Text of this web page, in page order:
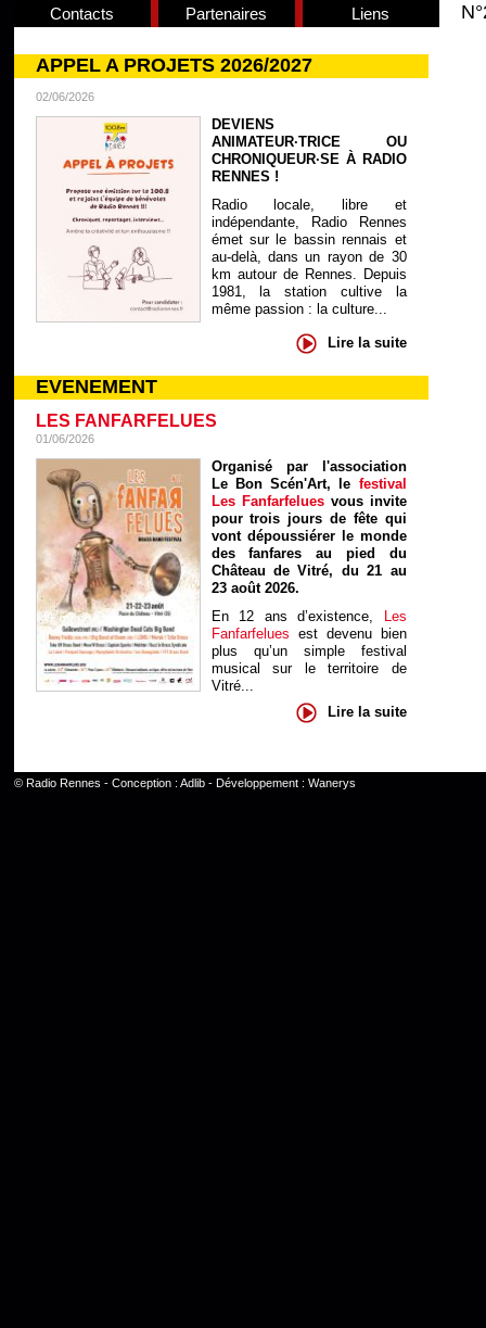
Contacts Partenaires Liens
APPEL A PROJETS 2026/2027
02/06/2026
DEVIENS
ANIMATEUR·TRICE OU
CHRONIQUEUR·SE À RADIO
RENNES !
Radio locale, libre et
indépendante, Radio Rennes
émet sur le bassin rennais et
au-delà, dans un rayon de 30
km autour de Rennes. Depuis
1981, la station cultive la
même passion : la culture...
Lire la suite
EVENEMENT
LES FANFARFELUES
01/06/2026
Organisé par l'association
Le Bon Scén'Art, le festival
Les Fanfarfelues vous invite
pour trois jours de fête qui
vont dépoussiérer le monde
des fanfares au pied du
Château de Vitré, du 21 au
23 août 2026.
En 12 ans d’existence, Les
Fanfarfelues est devenu bien
plus qu’un simple festival
musical sur le territoire de
Vitré...
Lire la suite
© Radio Rennes - Conception : Adlib- Développement : Wanerys